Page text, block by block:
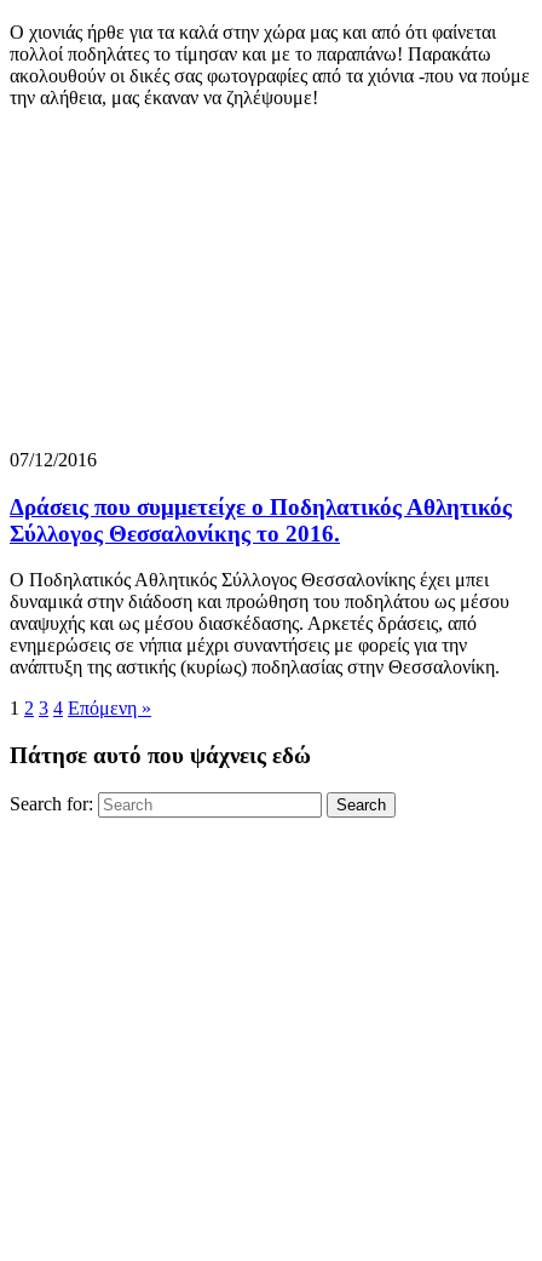
Ο χιονιάς ήρθε για τα καλά στην χώρα μας και από ότι φαίνεται
πολλοί ποδηλάτες το τίμησαν και με το παραπάνω! Παρακάτω
ακολουθούν οι δικές σας φωτογραφίες από τα χιόνια -που να πούμε
την αλήθεια, μας έκαναν να ζηλέψουμε!
07/12/2016
Δράσεις που συμμετείχε ο Ποδηλατικός Αθλητικός
Σύλλογος Θεσσαλονίκης το 2016.
Ο Ποδηλατικός Αθλητικός Σύλλογος Θεσσαλονίκης έχει μπει
δυναμικά στην διάδοση και προώθηση του ποδηλάτου ως μέσου
αναψυχής και ως μέσου διασκέδασης. Αρκετές δράσεις, από
ενημερώσεις σε νήπια μέχρι συναντήσεις με φορείς για την
ανάπτυξη της αστικής (κυρίως) ποδηλασίας στην Θεσσαλονίκη.
1 2 3 4 Επόμενη »
Πάτησε αυτό που ψάχνεις εδώ
Search for: Search